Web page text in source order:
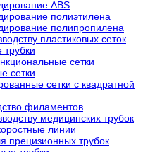
ABS
полиэтилена
полипропилена
пластиковых сеток
трубки
сетки
сетки
сетки с квадратной
филаментов
медицинских трубок
линии
прецизионных трубок